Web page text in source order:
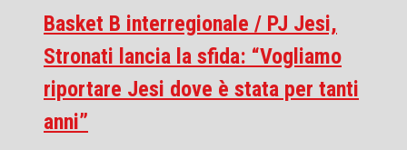
Basket B interregionale / PJ Jesi,
Stronati lancia la sfida: “Vogliamo
riportare Jesi dove è stata per tanti
anni”